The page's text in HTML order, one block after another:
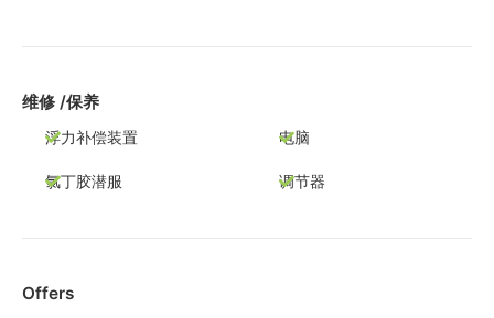
维修 /保养
浮力补偿装置 电脑
氯丁胶潜服 调节器
Offers